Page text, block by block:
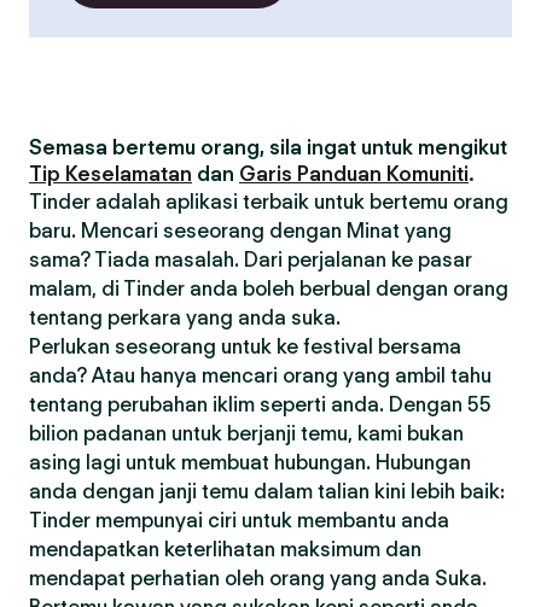
Semasa bertemu orang, sila ingat untuk mengikut
Tip Keselamatan dan Garis Panduan Komuniti.
Tinder adalah aplikasi terbaik untuk bertemu orang
baru. Mencari seseorang dengan Minat yang
sama? Tiada masalah. Dari perjalanan ke pasar
malam, di Tinder anda boleh berbual dengan orang
tentang perkara yang anda suka.
Perlukan seseorang untuk ke festival bersama
anda? Atau hanya mencari orang yang ambil tahu
tentang perubahan iklim seperti anda. Dengan 55
bilion padanan untuk berjanji temu, kami bukan
asing lagi untuk membuat hubungan. Hubungan
anda dengan janji temu dalam talian kini lebih baik:
Tinder mempunyai ciri untuk membantu anda
mendapatkan keterlihatan maksimum dan
mendapat perhatian oleh orang yang anda Suka.